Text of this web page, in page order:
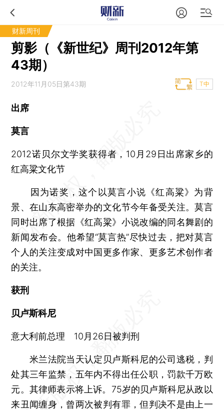
财新周刊
剪影（《新世纪》周刊2012年第
43期）
2012年11月05日第43期 T中
出席
莫言
2012诺贝尔文学奖获得者，10月29日出席家乡的
红高粱文化节
因为诺奖，这个以莫言小说《红高粱》为背
景、在山东高密举办的文化节今年备受关注。莫言
同时出席了根据《红高粱》小说改编的同名舞剧的
新闻发布会。他希望“莫言热”尽快过去，把对莫言
个人的关注变成对中国更多作家、更多艺术创作者
的关注。
获刑
贝卢斯科尼
意大利前总理 10月26日被判刑
米兰法院当天认定贝卢斯科尼的公司逃税，判
处其三年监禁，五年内不得出任公职，罚款千万欧
元。其律师表示将上诉。75岁的贝卢斯科尼从政以
来丑闻缠身，曾两次被判有罪，但判决不是由上一